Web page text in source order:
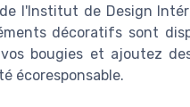
l'Institut de Design
décoratifs sont
bougies et ajoutez
écoresponsable.